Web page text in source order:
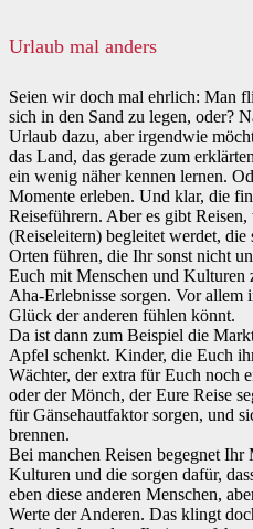
Urlaub mal anders
Seien wir doch mal ehrlich: Man
sich in den Sand zu legen, oder?
Urlaub dazu, aber irgendwie
das Land, das gerade zum
ein wenig näher kennen lernen.
Momente erleben. Und klar, die
Reiseführern. Aber es gibt
(Reiseleitern) begleitet werdet,
Orten führen, die Ihr sonst nicht
Euch mit Menschen und Kulturen
Aha-Erlebnisse sorgen. Vor allem
Glück der anderen fühlen könnt.
Da ist dann zum Beispiel die
Apfel schenkt. Kinder, die Euch
Wächter, der extra für Euch noch
oder der Mönch, der Eure Reise
für Gänsehautfaktor sorgen, und
brennen.
Bei manchen Reisen begegnet Ihr
Kulturen und die sorgen dafür,
eben diese anderen Menschen,
Werte der Anderen. Das klingt